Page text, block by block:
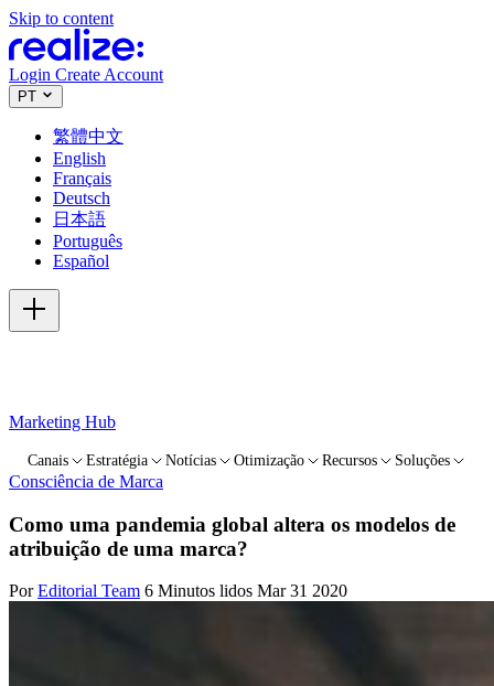
Skip to content
Login Create Account
PT
繁體中文
English
Français
Deutsch
日本語
Português
Español
Marketing Hub
Canais Estratégia Notícias Otimização Recursos Soluções
Consciência de Marca
Como uma pandemia global altera os modelos de
atribuição de uma marca?
Por Editorial Team 6 Minutos lidos Mar 31 2020